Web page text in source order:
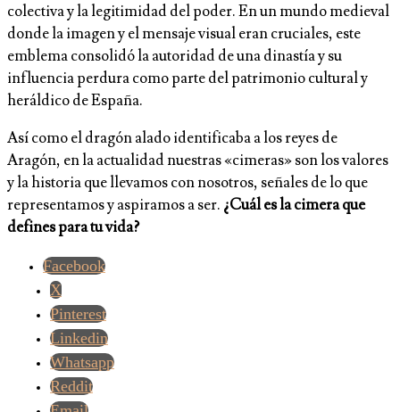
colectiva y la legitimidad del poder. En un mundo medieval
donde la imagen y el mensaje visual eran cruciales, este
emblema consolidó la autoridad de una dinastía y su
influencia perdura como parte del patrimonio cultural y
heráldico de España.
Así como el dragón alado identificaba a los reyes de
Aragón, en la actualidad nuestras «cimeras» son los valores
y la historia que llevamos con nosotros, señales de lo que
representamos y aspiramos a ser. ¿Cuál es la cimera que
defines para tu vida?
Facebook
X
Pinterest
Linkedin
Whatsapp
Reddit